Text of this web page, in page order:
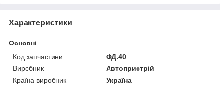
Характеристики
Основні
Код запчастини
ФД.40
Виробник
Автопристрій
Країна виробник
Україна